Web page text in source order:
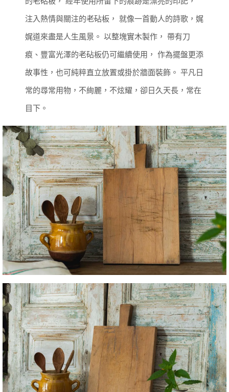
注入熱情與關注的老砧板， 就像一首動人的詩歌，娓
娓道來盡是人生風景。 以整塊實木製作， 帶有刀
痕、豐富光澤的老砧板仍可繼續使用， 作為擺盤更添
故事性，也可純粹直立放置或掛於牆面裝飾。 平凡日
常的尋常用物，不絢麗，不炫耀，卻日久天長，常在
目下。